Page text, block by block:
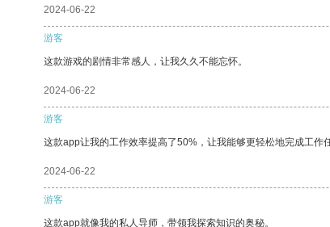
2024-06-22
游客
这款游戏的剧情非常感人，让我久久不能忘怀。
2024-06-22
游客
这款app让我的工作效率提高了50%，让我能够更轻松地完成工作
2024-06-22
游客
这款app就像我的私人导师，带领我探索知识的奥秘。